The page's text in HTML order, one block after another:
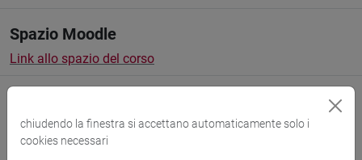
Spazio Moodle
Link allo spazio del corso
chiudendo la finestra si accettano automaticamente solo i
cookies necessari